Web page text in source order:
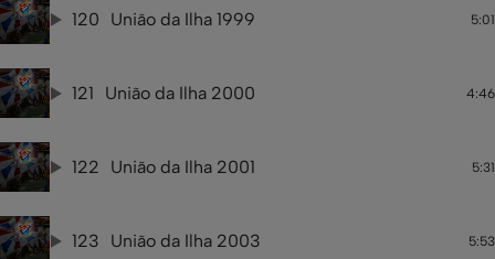
120 União da Ilha 1999 5:01
121 União da Ilha 2000 4:46
122 União da Ilha 2001 5:31
123 União da Ilha 2003 5:53